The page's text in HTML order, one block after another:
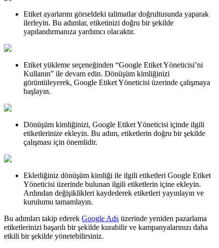
Etiket ayarlarını görseldeki talimatlar doğrultusunda yaparak
ilerleyin. Bu adımlar, etiketinizi doğru bir şekilde
yapılandırmanıza yardımcı olacaktır.
Etiket yükleme seçeneğinden “Google Etiket Yöneticisi’ni
Kullanın” ile devam edin. Dönüşüm kimliğinizi
görüntüleyerek, Google Etiket Yöneticisi üzerinde çalışmaya
başlayın.
Dönüşüm kimliğinizi, Google Etiket Yöneticisi içinde ilgili
etiketlerinize ekleyin. Bu adım, etiketlerin doğru bir şekilde
çalışması için önemlidir.
Eklediğiniz dönüşüm kimliği ile ilgili etiketleri Google Etiket
Yöneticisi üzerinde bulunan ilgili etiketlerin içine ekleyin.
Ardından değişiklikleri kaydederek etiketleri yayınlayın ve
kurulumu tamamlayın.
Bu adımları takip ederek Google Ads üzerinde yeniden pazarlama
etiketlerinizi başarılı bir şekilde kurabilir ve kampanyalarınızı daha
etkili bir şekilde yönetebilirsiniz.